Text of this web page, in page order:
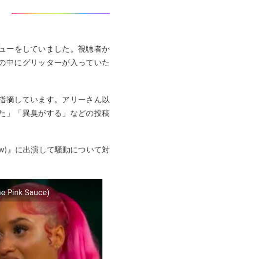
ーをしていました。視聴者か
中にグリッターが入っていた
摘しています。アリーさん以
」「異臭がする」などの投稿
』に出演して騒動について対
Pink Sauce)